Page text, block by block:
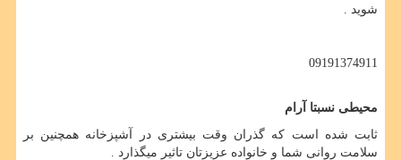
شوید .
09191374911
محیطی نسبتا آرام
ثابت شده است که گذران وقت بیشتری در آشپزخانه همچنین بر
سلامت روانی شما و خانواده عزیزتان تاثیر میگذارد .